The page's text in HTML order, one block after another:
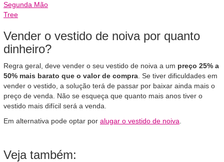
Segunda Mão
Tree
Vender o vestido de noiva por quanto
dinheiro?
Regra geral, deve vender o seu vestido de noiva a um preço 25% a
50% mais barato que o valor de compra . Se tiver dificuldades em
vender o vestido, a solução terá de passar por baixar ainda mais o
preço de venda. Não se esqueça que quanto mais anos tiver o
vestido mais difícil será a venda.
Em alternativa pode optar por alugar o vestido de noiva
Veja também: